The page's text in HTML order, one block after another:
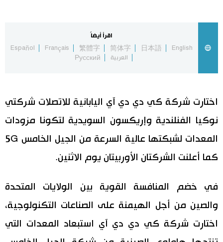
سياحة وسفر
اليابان في فيديو
مانغا وأنيمي
الأقسام
صور
الأكثر تفاعلا
اللغة اليابانية تواصل معنا
اقرأ أيضاً
English
日本語
简体字
繁體字
Français
Español
العربية
Русский
اختارت شركة كي دي دي آي اليابانية للاتصلات شركتي
نوكيا الفنلندية وإريكسون السويدية لتكونا مزودات
المعدات لشبكتها عالية السرعة من الجيل الخامس 5G
كما أعلنت الشركتان الأوربيتان يوم الاثنين.
في خضم المنافسة القوية بين الولايات المتحدة
والصين من أجل الهيمنة على الصناعات التكنولوجية،
اختارت شركة كي دي دي آي استبعاد المعدات التي